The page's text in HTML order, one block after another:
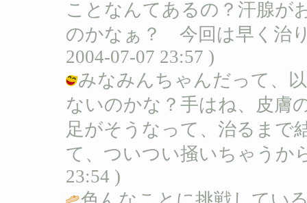
ことなんてあるの？汗腺が
のかなぁ？ 今回は早く治
2004-07-07 23:57 )
みなみんちゃんだって、
ないのかな？手はね、皮膚
足がそうなって、治るまで
て、ついつい掻いちゃうか
23:54 )